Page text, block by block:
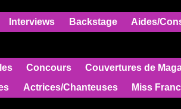
Interviews Backstage Aides/
Concours Couvertures de
Actrices/Chanteuses Miss